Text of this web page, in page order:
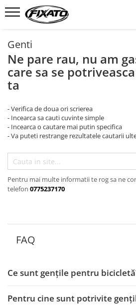
CASTI INTEGRALE
CASTI OPEN FACE
CASTI FLIP-UP
CASTI RETRO
VIZIERE SI ACCESORII CASTI
CASTI BICICLETA / TROTINETA
CASTI SKI / SNOWBOARD
PROTECTII
Genunchiere si cotiere
Armuri
Manusi Moto
Manusi pentru Ghidon
Manusi Bicicleta
CAGULE
BANDANE
SUPORTURI TELEFON
CUTII PORTBAGAJ MOTO
ACCESORII BICICLETA / TROTINETA
GPS TRACKER
Genti
Ne pare rau, nu am
care sa se
ta
- Verifica de doua ori scrierea
- Incearca sa cauti cuvinte simple
- Incearca o cautare mai putin specifica
- Va puteti restrange rezultatele cautarii
Pentru mai multe informatii te rog sa ne
telefon 0775237170
FAQ
Ce sunt gențile pentru
Pentru cine sunt potrivite